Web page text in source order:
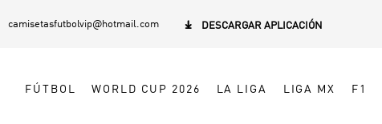
camisetasfutbolvip@hotmail.com  DESCARGAR APLICACIÓN
FÚTBOL WORLD CUP 2026 LA LIGA LIGA MX F1